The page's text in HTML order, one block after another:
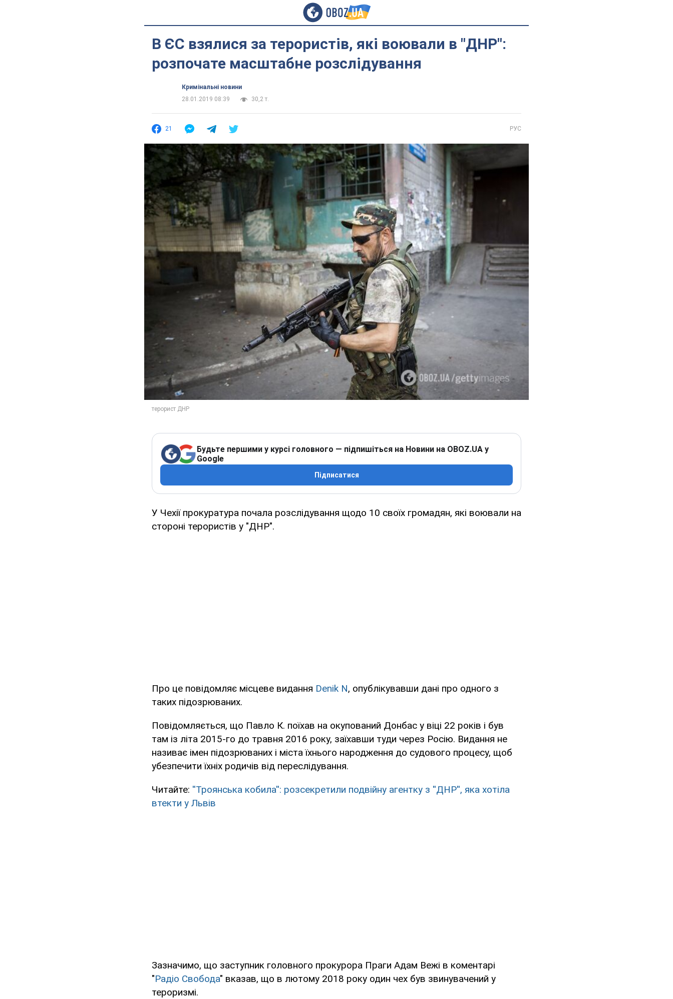
В ЄС взялися за терористів, які воювали в "ДНР":
розпочате масштабне розслідування
Кримінальні новини
28.01.2019 08:39
30,2 т.
21 РУС
Будьте першими у курсі головного — підпишіться на Новини на OBOZ.UA у
Google
Підписатися
У Чехії прокуратура почала розслідування щодо 10 своїх громадян, які воювали на
стороні терористів у "ДНР".
Про це повідомляє місцеве видання Denik N, опублікувавши дані про одного з
таких підозрюваних.
Повідомляється, що Павло К. поїхав на окупований Донбас у віці 22 років і був
там із літа 2015-го до травня 2016 року, заїхавши туди через Росію. Видання не
називає імен підозрюваних і міста їхнього народження до судового процесу, щоб
убезпечити їхніх родичів від переслідування.
Читайте: ''Троянська кобила'': розсекретили подвійну агентку з ''ДНР'', яка хотіла
втекти у Львів
Зазначимо, що заступник головного прокурора Праги Адам Вежі в коментарі
"Радіо Свобода" вказав, що в лютому 2018 року один чех був звинувачений у
тероризмі.